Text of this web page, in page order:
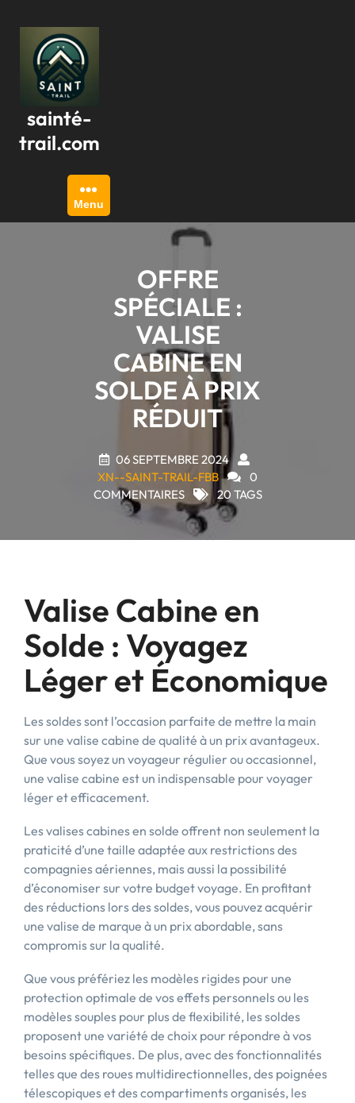
contenu
sainté-
trail.com
Menu
OFFRE
SPÉCIALE :
VALISE
CABINE EN
SOLDE À PRIX
RÉDUIT
06 SEPTEMBRE 2024
XN--SAINT-TRAIL-FBB
0
COMMENTAIRES
20 TAGS
Valise Cabine en
Solde : Voyagez
Léger et Économique
Les soldes sont l’occasion parfaite de mettre la main
sur une valise cabine de qualité à un prix avantageux.
Que vous soyez un voyageur régulier ou occasionnel,
une valise cabine est un indispensable pour voyager
léger et efficacement.
Les valises cabines en solde offrent non seulement la
praticité d’une taille adaptée aux restrictions des
compagnies aériennes, mais aussi la possibilité
d’économiser sur votre budget voyage. En profitant
des réductions lors des soldes, vous pouvez acquérir
une valise de marque à un prix abordable, sans
compromis sur la qualité.
Que vous préfériez les modèles rigides pour une
protection optimale de vos effets personnels ou les
modèles souples pour plus de flexibilité, les soldes
proposent une variété de choix pour répondre à vos
besoins spécifiques. De plus, avec des fonctionnalités
telles que des roues multidirectionnelles, des poignées
télescopiques et des compartiments organisés, les